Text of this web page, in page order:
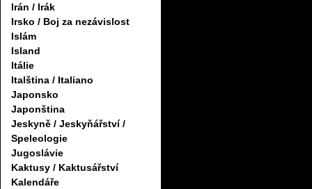
Irán / Irák
Irsko / Boj za nezávislost
Islám
Island
Itálie
Italština / Italiano
Japonsko
Japonština
Jeskyně / Jeskyňářství /
Speleologie
Jugoslávie
Kaktusy / Kaktusářství
Kalendáře